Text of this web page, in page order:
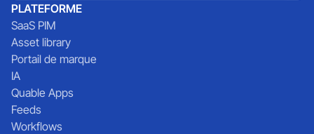
PLATEFORME
SaaS PIM
Asset library
Portail de marque
IA
Quable Apps
Feeds
Workflows